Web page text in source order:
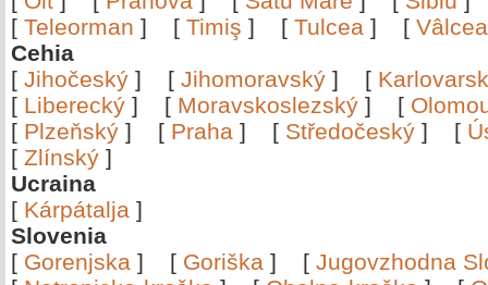
[ Teleorman ] [ Timiş ] [ Tulcea ] [
Cehia
[ Jihočeský ] [ Jihomoravský ] [
[ Liberecký ] [ Moravskoslezský ] [
[ Plzeňský ] [ Praha ] [ Středočeský ] [
[ Zlínský ]
Ucraina
[ Kárpátalja ]
Slovenia
[ Gorenjska ] [ Goriška ] [ Jugovzhodna